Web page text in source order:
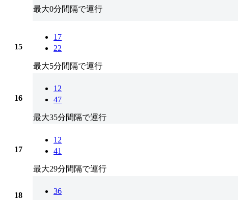
最大0分間隔で運行
15
17
22
最大5分間隔で運行
16
12
47
最大35分間隔で運行
17
12
41
最大29分間隔で運行
18 36